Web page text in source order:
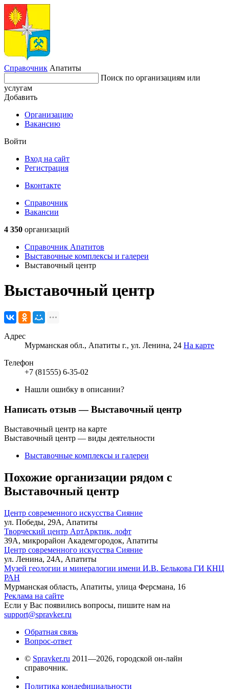
Справочник Апатиты
Поиск по организациям или
услугам
Добавить
Организацию
Вакансию
Войти
Вход на сайт
Регистрация
Вконтакте
Справочник
Вакансии
4 350 организаций
Справочник Апатитов
Выставочные комплексы и галереи
Выставочный центр
Выставочный центр
Адрес
Мурманская обл., Апатиты г., ул. Ленина, 24 На карте
Телефон
+7 (81555) 6-35-02
Нашли ошибку в описании?
Написать отзыв— Выставочный центр
Выставочный центр на карте
Выставочный центр — виды деятельности
Выставочные комплексы и галереи
Похожие организации рядом с
Выставочный центр
Центр современного искусства Сияние
ул. Победы, 29А, Апатиты
Творческий центр АртАрктик. лофт
39А, микрорайон Академгородок, Апатиты
Центр современного искусства Сияние
ул. Ленина, 24А, Апатиты
Музей геологии и минералогии имени И.В. Белькова ГИ КНЦ
РАН
Мурманская область, Апатиты, улица Ферсмана, 16
Реклама на сайте
Если у Вас появились вопросы, пишите нам на
support@spravker.ru
Обратная связь
Вопрос-ответ
© Spravker.ru 2011—2026, городской он-лайн
справочник.
Политика кондефициальности